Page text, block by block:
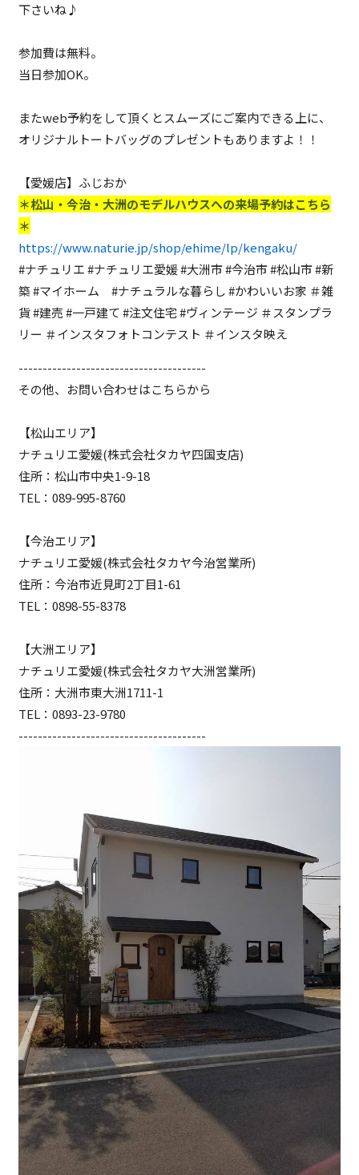
下さいね♪
参加費は無料。
当日参加OK。
またweb予約をして頂くとスムーズにご案内できる上に、
オリジナルトートバッグのプレゼントもありますよ！！
【愛媛店】ふじおか
＊松山・今治・大洲のモデルハウスへの来場予約はこちら
＊
https://www.naturie.jp/shop/ehime/lp/kengaku/
#ナチュリエ #ナチュリエ愛媛 #大洲市 #今治市 #松山市 #新
築 #マイホーム #ナチュラルな暮らし #かわいいお家 ＃雑
貨 #建売 #一戸建て #注文住宅 #ヴィンテージ ＃スタンプラ
リー ＃インスタフォトコンテスト ＃インスタ映え
---------------------------------------
その他、お問い合わせはこちらから
【松山エリア】
ナチュリエ愛媛(株式会社タカヤ四国支店)
住所：松山市中央1-9-18
TEL：089-995-8760
【今治エリア】
ナチュリエ愛媛(株式会社タカヤ今治営業所)
住所：今治市近見町2丁目1-61
TEL：0898-55-8378
【大洲エリア】
ナチュリエ愛媛(株式会社タカヤ大洲営業所)
住所：大洲市東大洲1711-1
TEL：0893-23-9780
---------------------------------------